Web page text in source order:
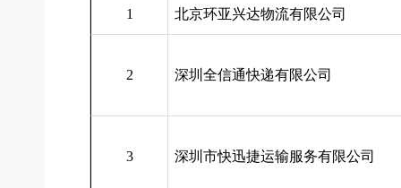
1 北京环亚兴达物流有限公司
2 深圳全信通快递有限公司
3 深圳市快迅捷运输服务有限公司